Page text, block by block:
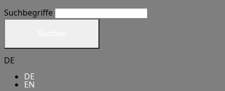
Suchbegriffe
DE
DE
EN